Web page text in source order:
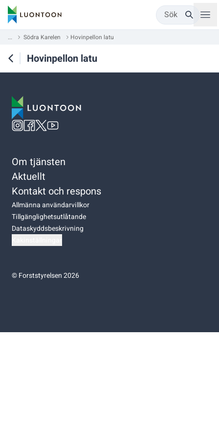
Sök
... Södra Karelen Hovinpellon latu
Hovinpellon latu
Om tjänsten
Aktuellt
Kontakt och respons
Allmänna användarvillkor
Tillgänglighetsutlåtande
Dataskyddsbeskrivning
©Forststyrelsen 2026